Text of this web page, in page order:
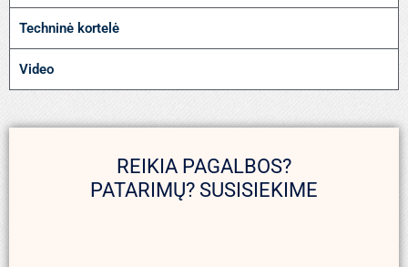
Techninė kortelė
Video
REIKIA PAGALBOS?
PATARIMŲ? SUSISIEKIME